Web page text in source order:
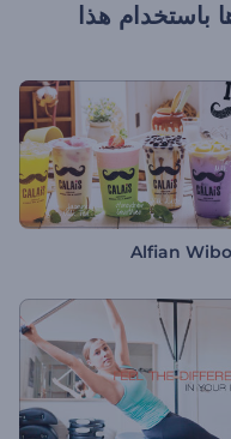
باستخدام هذا
Alfian